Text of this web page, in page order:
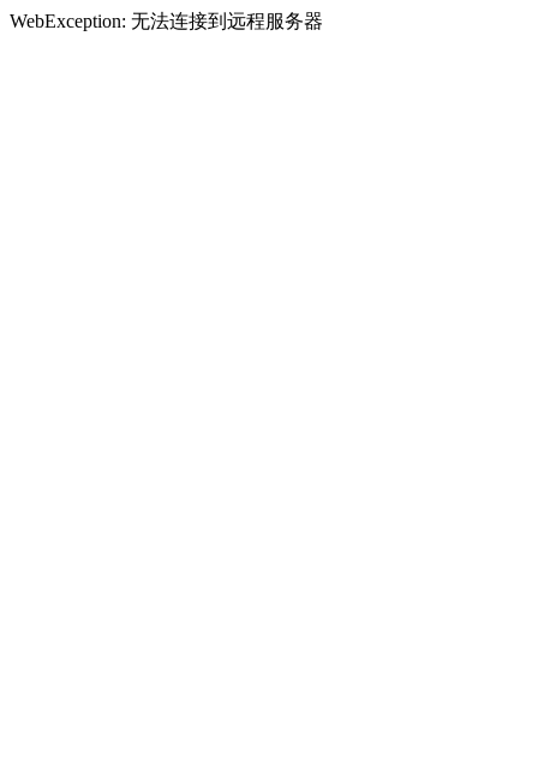
WebException: 无法连接到远程服务器